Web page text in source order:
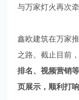
与万家灯火再次
鑫欧建筑在万家
之路。截止目前
排名、视频营销
页展示，顺利打响